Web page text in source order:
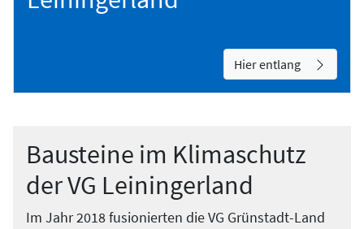
Hier entlang
Bausteine im Klimaschutz
der VG Leiningerland
Im Jahr 2018 fusionierten die VG Grünstadt-Land